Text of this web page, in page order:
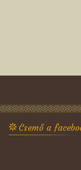
Csemő a